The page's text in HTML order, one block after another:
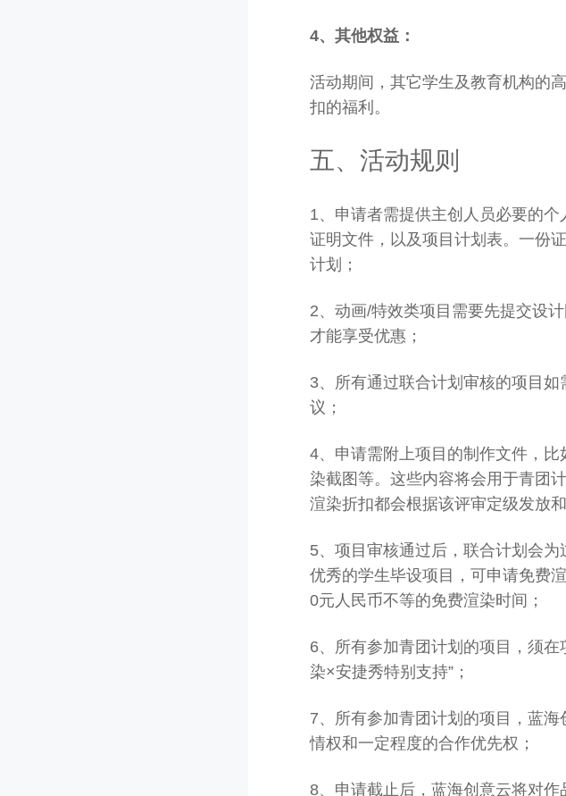
4、其他权益：
活动期间，其它学生及教育机构的
扣的福利。
五、活动规则
1、申请者需提供主创人员必要的
证明文件，以及项目计划表。一份
计划；
2、动画/特效类项目需要先提交设
才能享受优惠；
3、所有通过联合计划审核的项目
议；
4、申请需附上项目的制作文件，
染截图等。这些内容将会用于青团
渲染折扣都会根据该评审定级发放
5、项目审核通过后，联合计划会为
优秀的学生毕设项目，可申请免费
0元人民币不等的免费渲染时间；
6、所有参加青团计划的项目，须
染×安捷秀特别支持”；
7、所有参加青团计划的项目，蓝
情权和一定程度的合作优先权；
8、申请截止后，蓝海创意云将对